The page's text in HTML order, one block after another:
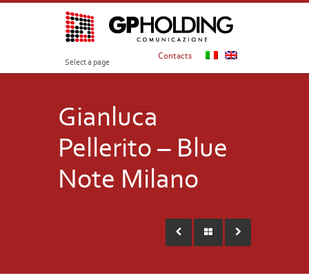
Contacts
Select a page
Gianluca
Pellerito – Blue
Note Milano